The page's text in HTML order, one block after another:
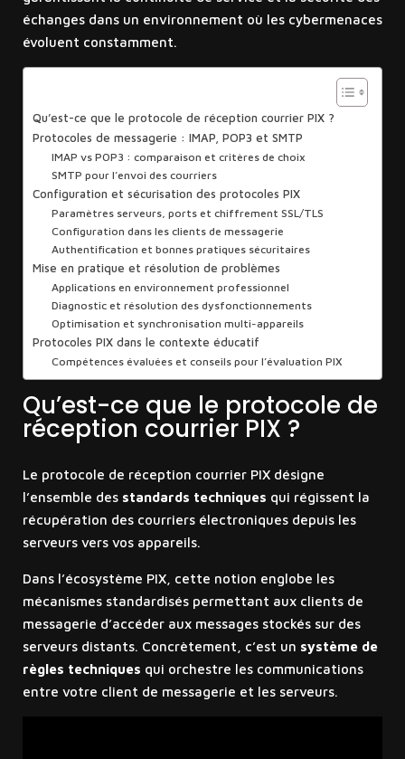
échanges dans un environnement où les cybermenaces
évoluent constamment.
Qu’est-ce que le protocole de réception courrier PIX ?
Protocoles de messagerie : IMAP, POP3 et SMTP
IMAP vs POP3 : comparaison et critères de choix
SMTP pour l’envoi des courriers
Configuration et sécurisation des protocoles PIX
Paramètres serveurs, ports et chiffrement SSL/TLS
Configuration dans les clients de messagerie
Authentification et bonnes pratiques sécuritaires
Mise en pratique et résolution de problèmes
Applications en environnement professionnel
Diagnostic et résolution des dysfonctionnements
Optimisation et synchronisation multi-appareils
Protocoles PIX dans le contexte éducatif
Compétences évaluées et conseils pour l’évaluation PIX
Qu’est-ce que le protocole de
réception courrier PIX ?
Le protocole de réception courrier PIX désigne
l’ensemble des standards techniques qui régissent la
récupération des courriers électroniques depuis les
serveurs vers vos appareils.
Dans l’écosystème PIX, cette notion englobe les
mécanismes standardisés permettant aux clients de
messagerie d’accéder aux messages stockés sur des
serveurs distants. Concrètement, c’est un système de
règles techniques qui orchestre les communications
entre votre client de messagerie et les serveurs.